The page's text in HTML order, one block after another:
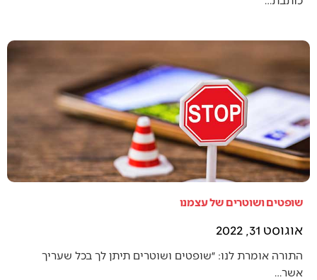
שופטים ושוטרים של עצמנו
אוגוסט 31, 2022
התורה אומרת לנו: ״שופטים ושוטרים תיתן לך בכל שעריך
אשר…